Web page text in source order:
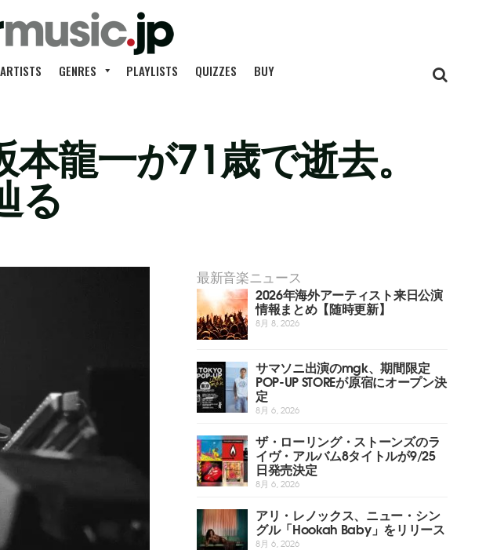
ARTISTS GENRES PLAYLISTS QUIZZES BUY
龍一が71歳で逝去。
る
最新音楽ニュース
2026年海外アーティスト来日公演
情報まとめ【随時更新】
8月 8, 2026
サマソニ出演のmgk、期間限定
POP-UP STOREが原宿にオープン決
定
8月 6, 2026
ザ・ローリング・ストーンズのラ
イヴ・アルバム8タイトルが9/25
日発売決定
8月 6, 2026
アリ・レノックス、ニュー・シン
グル「Hookah Baby」をリリース
8月 6, 2026